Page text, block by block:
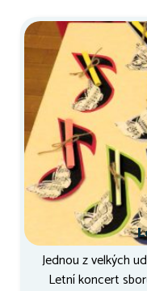
Jednou z velkých
Letní koncert